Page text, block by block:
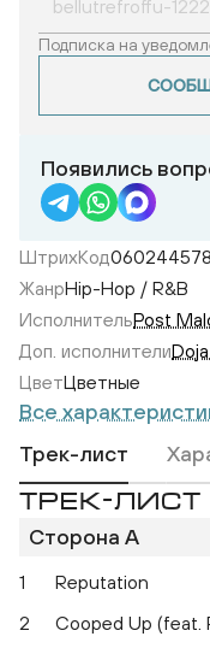
Подписка на
Появились
ШтрихКод
ЖанрHip-Hop / R&B
ИсполнительPost
Доп. исполнители
ЦветЦветные
Все
Трек-лист
ТРЕК-ЛИСТ
Сторона A
1 Reputation
2
Cooped Up (feat.